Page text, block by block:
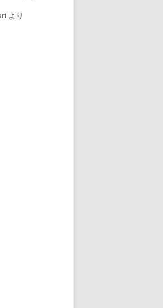
より